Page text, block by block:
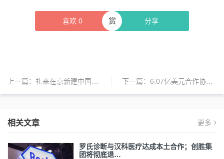
喜欢 0 分享
赏
上一篇： 礼来在京新建中国医学创新中心和创新孵化器；波士顿科学中国区首个生产制造基地在上海开业；拜耳健康消费品中国创新合作中心在上海成立 下一篇： 6.07亿美元合作协议：勃林格殷格翰与Circle Pharma致力于突破性肿瘤治疗策略
相关文章 更多
罗氏诊断与汉科医疗达成本土合作；创胜集
团将彻底退…